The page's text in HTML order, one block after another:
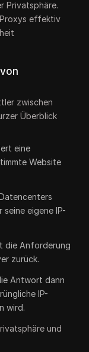
Privatsphäre.
effektiv
zwischen
Überblick
eine
Website
eigene IP-
die Anforderung
zurück.
Antwort dann
IP-
wird.
und